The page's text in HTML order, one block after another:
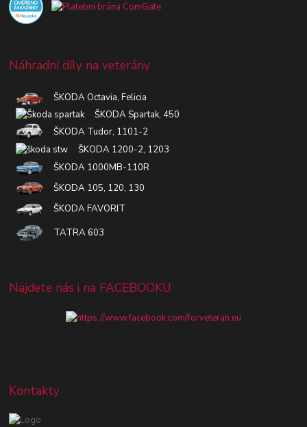
Náhradní díly na veterány
ŠKODA Octavia, Felicia
ŠKODA Spartak, 450
ŠKODA Tudor, 1101-2
ŠKODA 1200-2, 1203
ŠKODA 1000MB-110R
ŠKODA 105, 120, 130
ŠKODA FAVORIT
TATRA 603
Najdete nás i na FACEBOOKU
Kontakty